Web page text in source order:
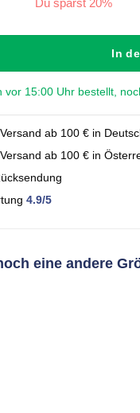
Du sparst 20%
In
vor 15:00 Uhr bestellt,
ab 100 € in
ab 100 € in
4.9/5
eine andere